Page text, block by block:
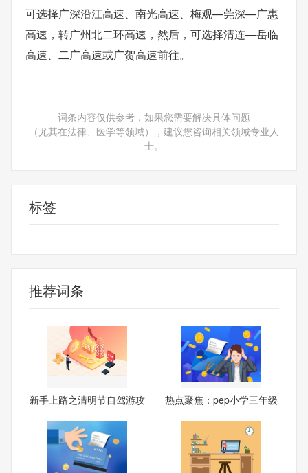
可选择广深沿江高速、南光高速、梅观—莞深—广惠
高速，转广州北二环高速，然后，可选择清连—岳临
高速、二广高速或广贺高速前往。
词条内容仅供参考，如果您需要解决具体问题
（尤其在法律、医学等领域），建议您咨询相关领域专业人
士。
标签
推荐词条
新手上路之清明节自驾游攻
热点聚焦：pep小学三年级